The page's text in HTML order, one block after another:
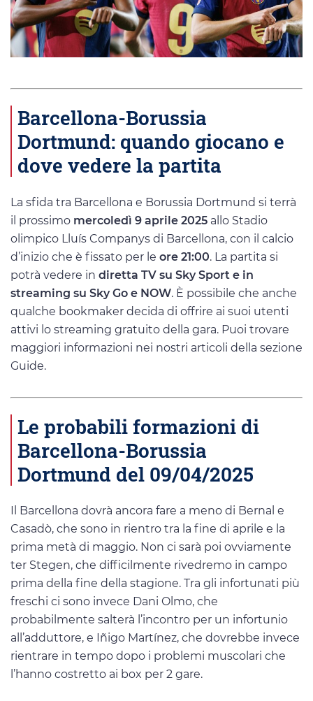
Barcellona-Borussia
Dortmund: quando giocano e
dove vedere la partita
La sfida tra Barcellona e Borussia Dortmund si terrà
il prossimo mercoledì 9 aprile 2025 allo Stadio
olimpico Lluís Companys di Barcellona, con il calcio
d’inizio che è fissato per le ore 21:00. La partita si
potrà vedere in diretta TV su Sky Sport e in
streaming su Sky Go e NOW. È possibile che anche
qualche bookmaker decida di offrire ai suoi utenti
attivi lo streaming gratuito della gara. Puoi trovare
maggiori informazioni nei nostri articoli della sezione
Guide.
Le probabili formazioni di
Barcellona-Borussia
Dortmund del 09/04/2025
Il Barcellona dovrà ancora fare a meno di Bernal e
Casadò, che sono in rientro tra la fine di aprile e la
prima metà di maggio. Non ci sarà poi ovviamente
ter Stegen, che difficilmente rivedremo in campo
prima della fine della stagione. Tra gli infortunati più
freschi ci sono invece Dani Olmo, che
probabilmente salterà l’incontro per un infortunio
all’adduttore, e Iñigo Martínez, che dovrebbe invece
rientrare in tempo dopo i problemi muscolari che
l’hanno costretto ai box per 2 gare.